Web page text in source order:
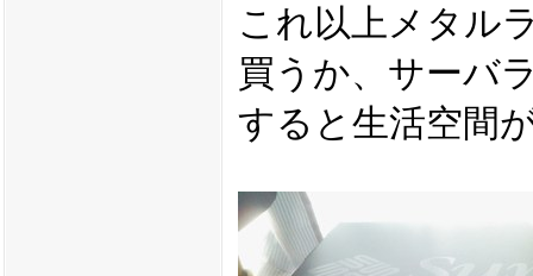
これ以上メタル
買うか、サーバ
すると生活空間